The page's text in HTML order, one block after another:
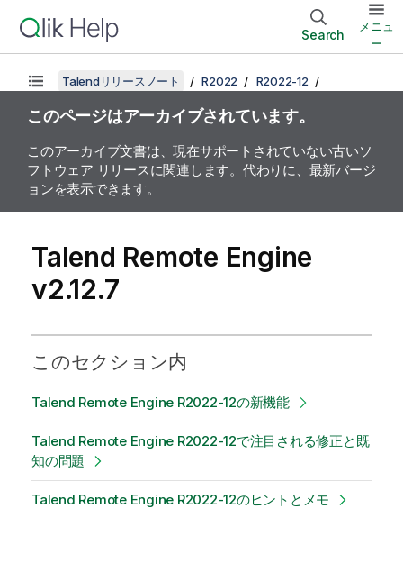
Search
メニュ
ー
Talendリリースノート R2022 R2022-12
このページはアーカイブされています。
このアーカイブ文書は、現在サポートされていない古いソ
フトウェア リリースに関連します。代わりに、最新バージ
ョンを表示できます。
Talend Remote Engine
v2.12.7
このセクション内
Talend Remote Engine R2022-12の新機能
Talend Remote Engine R2022-12で注目される修正と既
知の問題
Talend Remote Engine R2022-12のヒントとメモ